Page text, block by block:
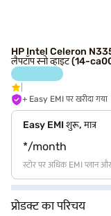
HP Intel Celeron
लैपटॉप स्नो व्हाइट (14-
+ Easy EMI पर खरीदा गया
Easy EMI शुरू, मात्र
*/month
स्टोर पर अधिक EMI प्लान
प्रोडक्ट का परिचय